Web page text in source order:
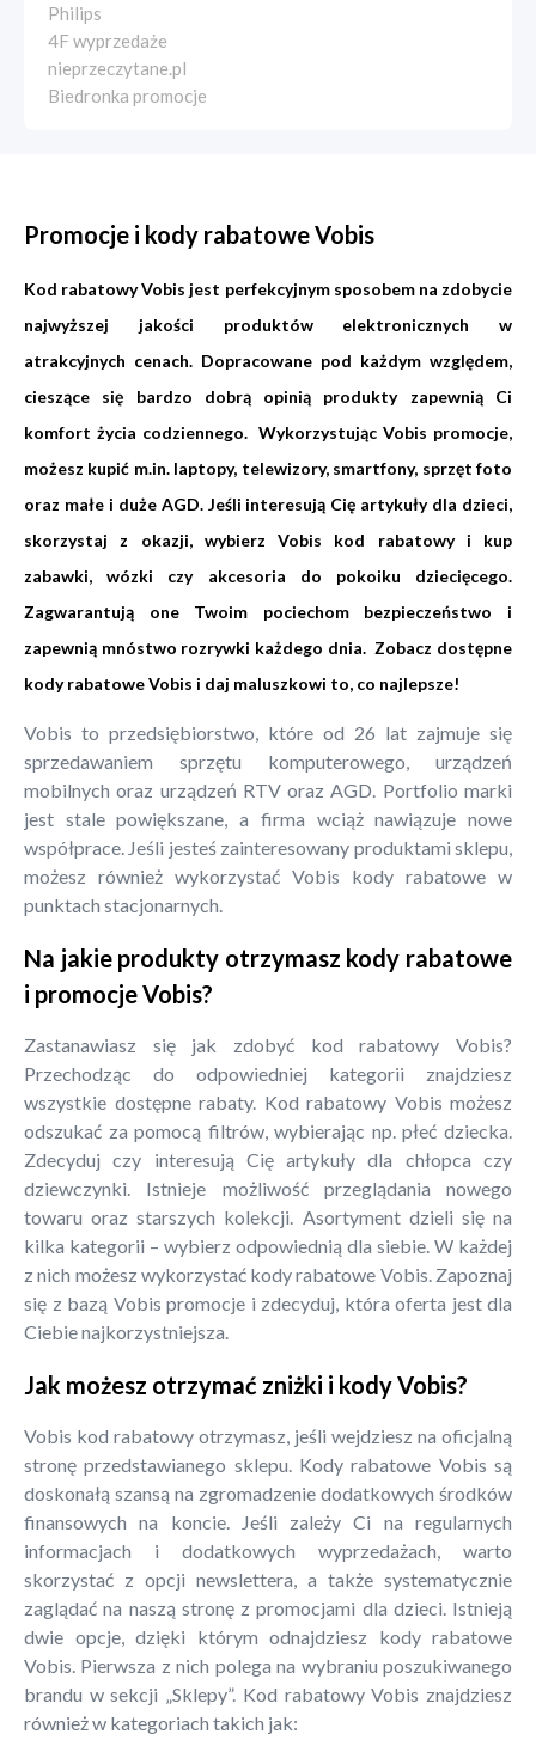
Philips
4F wyprzedaże
nieprzeczytane.pl
Biedronka promocje
Promocje i kody rabatowe Vobis
Kod rabatowy Vobis jest perfekcyjnym sposobem na zdobycie
najwyższej jakości produktów elektronicznych w
atrakcyjnych cenach. Dopracowane pod każdym względem,
cieszące się bardzo dobrą opinią produkty zapewnią Ci
komfort życia codziennego. Wykorzystując Vobis promocje,
możesz kupić m.in. laptopy, telewizory, smartfony, sprzęt foto
oraz małe i duże AGD. Jeśli interesują Cię artykuły dla dzieci,
skorzystaj z okazji, wybierz Vobis kod rabatowy i kup
zabawki, wózki czy akcesoria do pokoiku dziecięcego.
Zagwarantują one Twoim pociechom bezpieczeństwo i
zapewnią mnóstwo rozrywki każdego dnia. Zobacz dostępne
kody rabatowe Vobis i daj maluszkowi to, co najlepsze!
Vobis to przedsiębiorstwo, które od 26 lat zajmuje się
sprzedawaniem sprzętu komputerowego, urządzeń
mobilnych oraz urządzeń RTV oraz AGD. Portfolio marki
jest stale powiększane, a firma wciąż nawiązuje nowe
współprace. Jeśli jesteś zainteresowany produktami sklepu,
możesz również wykorzystać Vobis kody rabatowe w
punktach stacjonarnych.
Na jakie produkty otrzymasz kody rabatowe
i promocje Vobis?
Zastanawiasz się jak zdobyć kod rabatowy Vobis?
Przechodząc do odpowiedniej kategorii znajdziesz
wszystkie dostępne rabaty. Kod rabatowy Vobis możesz
odszukać za pomocą filtrów, wybierając np. płeć dziecka.
Zdecyduj czy interesują Cię artykuły dla chłopca czy
dziewczynki. Istnieje możliwość przeglądania nowego
towaru oraz starszych kolekcji. Asortyment dzieli się na
kilka kategorii – wybierz odpowiednią dla siebie. W każdej
z nich możesz wykorzystać kody rabatowe Vobis. Zapoznaj
się z bazą Vobis promocje i zdecyduj, która oferta jest dla
Ciebie najkorzystniejsza.
Jak możesz otrzymać zniżki i kody Vobis?
Vobis kod rabatowy otrzymasz, jeśli wejdziesz na oficjalną
stronę przedstawianego sklepu. Kody rabatowe Vobis są
doskonałą szansą na zgromadzenie dodatkowych środków
finansowych na koncie. Jeśli zależy Ci na regularnych
informacjach i dodatkowych wyprzedażach, warto
skorzystać z opcji newslettera, a także systematycznie
zaglądać na naszą stronę z promocjami dla dzieci. Istnieją
dwie opcje, dzięki którym odnajdziesz kody rabatowe
Vobis. Pierwsza z nich polega na wybraniu poszukiwanego
brandu w sekcji „Sklepy”. Kod rabatowy Vobis znajdziesz
również w kategoriach takich jak: